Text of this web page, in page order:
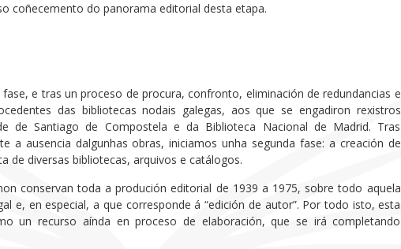
coñecemento do panorama editorial desta etapa.
e tras un proceso de procura, confronto, eliminación de redundancias e
das bibliotecas nodais galegas, aos que se engadiron rexistros
de Santiago de Compostela e da Biblioteca Nacional de Madrid. Tras
a ausencia dalgunhas obras, iniciamos unha segunda fase: a creación de
de diversas bibliotecas, arquivos e catálogos.
conservan toda a produción editorial de 1939 a 1975, sobre todo aquela
e, en especial, a que corresponde á “edición de autor”. Por todo isto, esta
un recurso aínda en proceso de elaboración, que se irá completando